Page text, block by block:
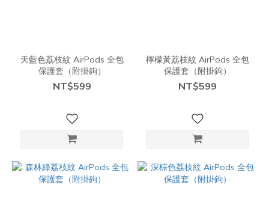
天藍色荔枝紋 AirPods 全包
保護套（附掛鉤）
NT$599
檸檬黃荔枝紋 AirPods 全包
保護套（附掛鉤）
NT$599